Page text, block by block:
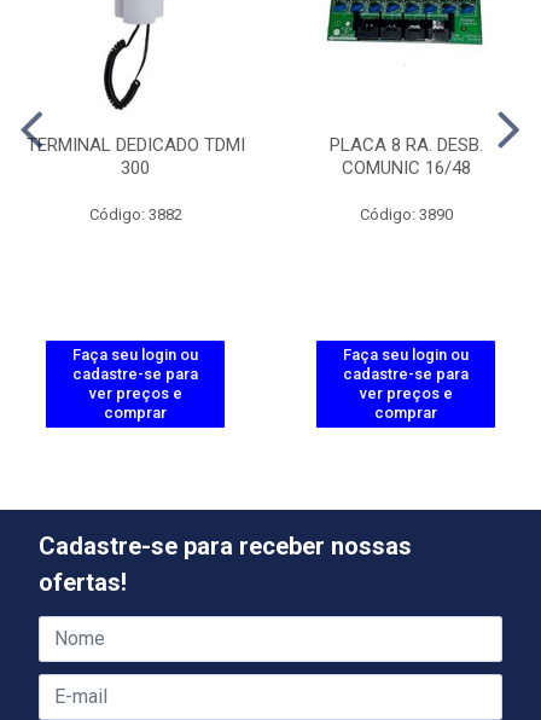
TERMINAL DEDICADO TDMI
300
Código: 3882
Faça seu login ou
cadastre-se para
ver preços e
comprar
PLACA 8 RA. DESB.
COMUNIC 16/48
Código: 3890
Faça seu login ou
cadastre-se para
ver preços e
comprar
Cadastre-se para receber nossas
ofertas!